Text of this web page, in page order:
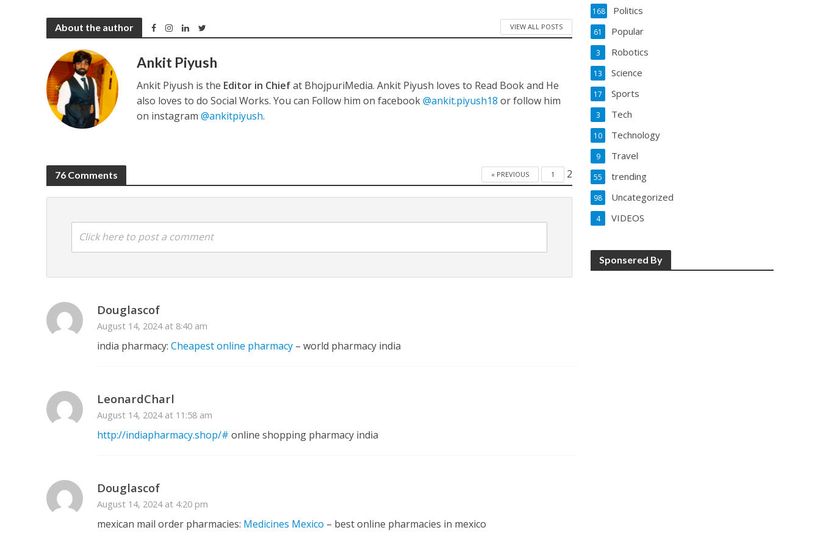
कुलदीप कुमार की “गौरी शंकर की प्रेम कहानी” ने मचाया धमाल
अरविंद अकेला कल्लू के नए अंदाज़ ने मचाई धूम, ‘राउंड राउंड’ को मिल रहा दर्शकों का भरपूर प्यार
About the author VIEW ALL POSTS
Ankit Piyush
Ankit Piyush is the Editor in Chiefat BhojpuriMedia. Ankit Piyush loves to Read Book and He
also loves to do Social Works. You can Follow him on facebook@ankit.piyush18 or follow him
on instagram@ankitpiyush.
76 Comments « PREVIOUS 1 2
Click here to post a comment
Douglascof
August 14, 2024 at 8:40 am
india pharmacy: Cheapest online pharmacy– world pharmacy india
LeonardCharl
August 14, 2024 at 11:58 am
http://indiapharmacy.shop/# online shopping pharmacy india
Douglascof
August 14, 2024 at 4:20 pm
mexican mail order pharmacies: Medicines Mexico – best online pharmacies in mexico
Politics
168
Popular
61
Robotics
3
Science
13
Sports
17
Tech
3
Technology
10
Travel
9
trending
55
Uncategorized
98
VIDEOS
4
Sponsered By